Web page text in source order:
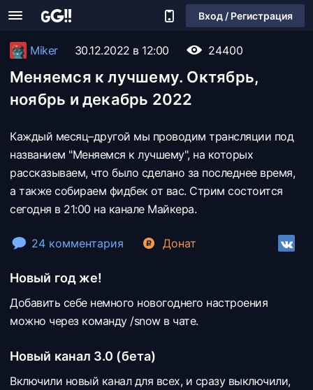
Вход / Регистрация
Miker 30.12.2022 в 12:00 24400
Меняемся к лучшему. Октябрь,
ноябрь и декабрь 2022
Каждый месяц–другой мы проводим трансляции под
названием "Меняемся к лучшему", на которых
рассказываем, что было сделано за последнее время,
а также собираем фидбек от вас. Стрим состоится
сегодня в 21:00 на канале Майкера.
24 комментария Донат
Новый год же!
Добавить себе немного новогоднего настроения
можно через команду /snow в чате.
Новый канал 3.0 (бета)
Включили новый канал для всех, и сразу выключили,